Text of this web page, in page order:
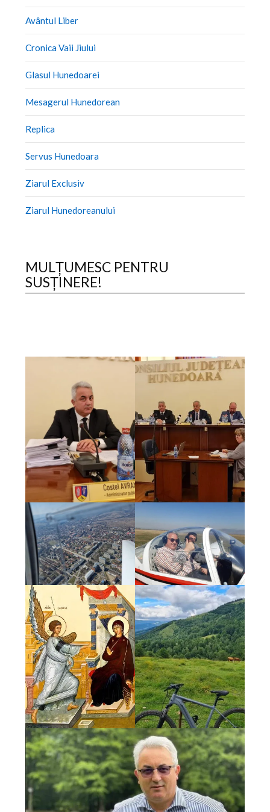
Avântul Liber
Cronica Vaii Jiului
Glasul Hunedoarei
Mesagerul Hunedorean
Replica
Servus Hunedoara
Ziarul Exclusiv
Ziarul Hunedoreanului
MULȚUMESC PENTRU
SUSȚINERE!